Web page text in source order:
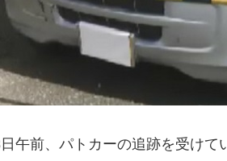
午前、パトカーの追跡を受け